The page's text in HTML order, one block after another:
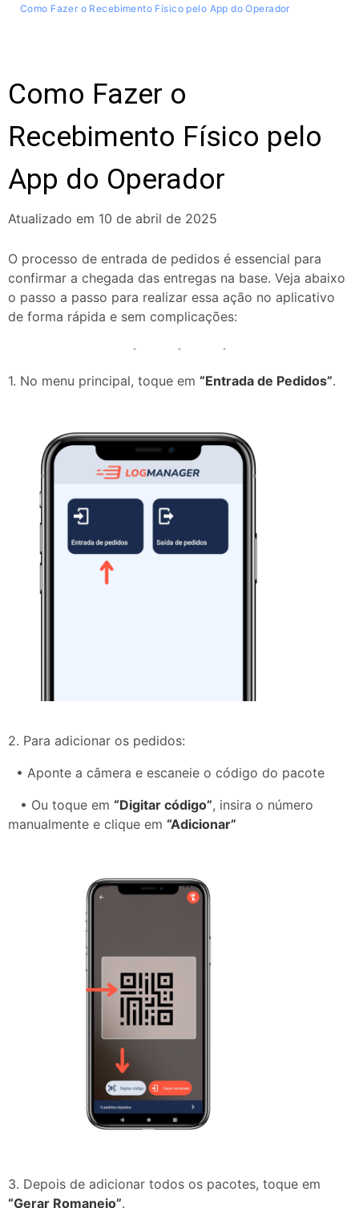
Como Fazer o Recebimento Físico pelo App do Operador
Como Fazer o
Recebimento Físico pelo
App do Operador
Atualizado em 10 de abril de 2025
O processo de entrada de pedidos é essencial para
confirmar a chegada das entregas na base. Veja abaixo
o passo a passo para realizar essa ação no aplicativo
de forma rápida e sem complicações:
1. No menu principal, toque em “Entrada de Pedidos”.
2. Para adicionar os pedidos:
• Aponte a câmera e escaneie o código do pacote
• Ou toque em “Digitar código”, insira o número
manualmente e clique em “Adicionar”
3. Depois de adicionar todos os pacotes, toque em
“Gerar Romaneio”.